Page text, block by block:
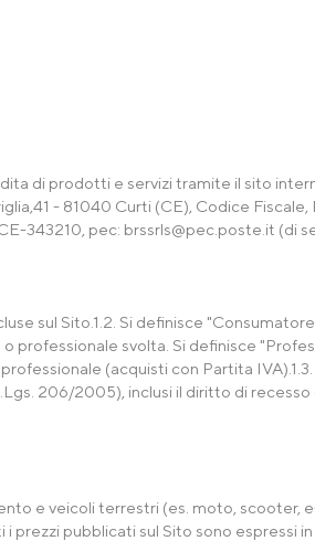
di prodotti e servizi tramite il sito
- 81040 Curti (CE), Codice
343210, pec: brssrls@pec.poste.it (di
sul Sito.1.2. Si definisce
svolta. Si definisce
(acquisti con Partita
206/2005), inclusi il diritto di recesso
e veicoli terrestri (es. moto, scooter,
pubblicati sul Sito sono espressi